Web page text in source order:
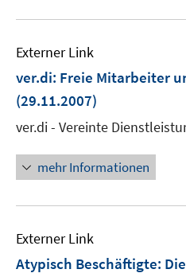
Externer Link
ver.di: Freie Mitarbeiter
(29.11.2007)
ver.di - Vereinte
mehr Informationen
Externer Link
Atypisch Beschäftigte: